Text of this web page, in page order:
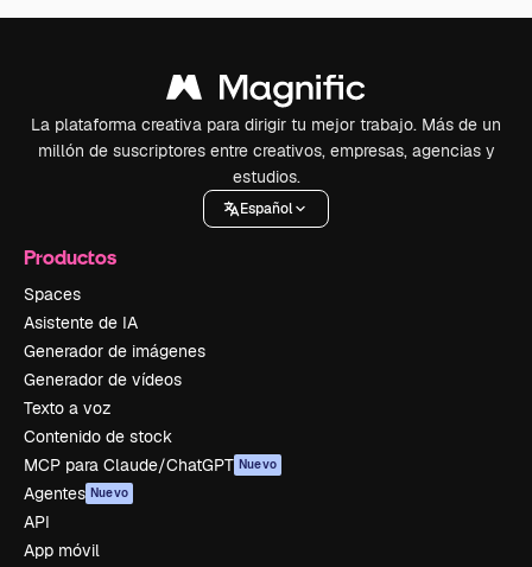
La plataforma creativa para dirigir tu mejor trabajo. Más de un
millón de suscriptores entre creativos, empresas, agencias y
estudios.
Español
Productos
Spaces
Asistente de IA
Generador de imágenes
Generador de vídeos
Texto a voz
Contenido de stock
MCP para Claude/ChatGPT Nuevo
Agentes Nuevo
API
App móvil